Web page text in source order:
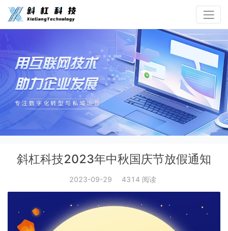
斜杠科技2023年中秋国庆节放假通知
2023-09-29 4314 阅读